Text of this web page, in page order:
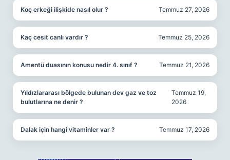
Koç erkeği ilişkide nasıl olur ? Temmuz 27, 2026
Kaç cesit canlı vardır ? Temmuz 25, 2026
Amentü duasının konusu nedir 4. sınıf ? Temmuz 21, 2026
Yıldızlararası bölgede bulunan dev gaz ve toz
bulutlarına ne denir ?
Temmuz 19,
2026
Dalak için hangi vitaminler var ? Temmuz 17, 2026